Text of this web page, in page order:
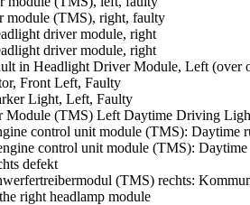
module (TMS), right, faulty
driver module, right
driver module, right
in Headlight Driver Module, Left (over
Front Left, Faulty
Light, Left, Faulty
Module (TMS) Left Daytime Driving
control unit module (TMS): Daytime
control unit module (TMS):
defekt
(TMS) rechts:
right headlamp module